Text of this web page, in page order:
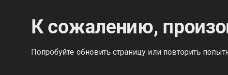
К сожалению,
Попробуйте обновить страницу или повторить